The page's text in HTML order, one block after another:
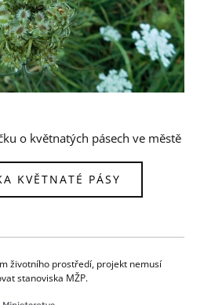
o květnatých pásech ve městě
KVĚTNATÉ PÁSY
životního prostředí, projekt nemusí
stanoviska MŽP.